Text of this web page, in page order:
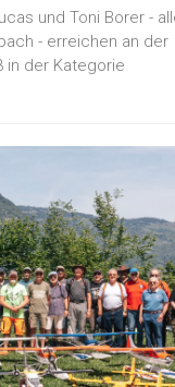
und Toni Borer -
- erreichen an der
in der Kategorie